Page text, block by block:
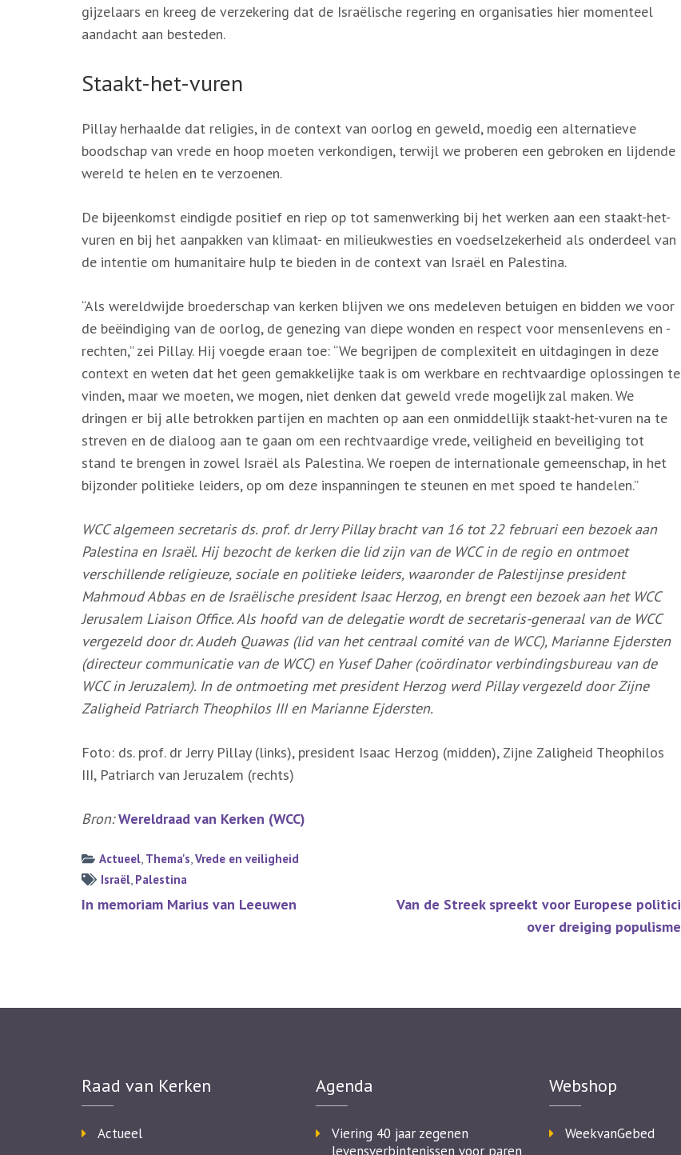
gijzelaars en kreeg de verzekering dat de Israëlische regering en organisaties hier momenteel
aandacht aan besteden.
Staakt-het-vuren
Pillay herhaalde dat religies, in de context van oorlog en geweld, moedig een alternatieve
boodschap van vrede en hoop moeten verkondigen, terwijl we proberen een gebroken en lijdende
wereld te helen en te verzoenen.
De bijeenkomst eindigde positief en riep op tot samenwerking bij het werken aan een staakt-het-
vuren en bij het aanpakken van klimaat- en milieukwesties en voedselzekerheid als onderdeel van
de intentie om humanitaire hulp te bieden in de context van Israël en Palestina.
“Als wereldwijde broederschap van kerken blijven we ons medeleven betuigen en bidden we voor
de beëindiging van de oorlog, de genezing van diepe wonden en respect voor mensenlevens en -
rechten,” zei Pillay. Hij voegde eraan toe: “We begrijpen de complexiteit en uitdagingen in deze
context en weten dat het geen gemakkelijke taak is om werkbare en rechtvaardige oplossingen te
vinden, maar we moeten, we mogen, niet denken dat geweld vrede mogelijk zal maken. We
dringen er bij alle betrokken partijen en machten op aan een onmiddellijk staakt-het-vuren na te
streven en de dialoog aan te gaan om een rechtvaardige vrede, veiligheid en beveiliging tot
stand te brengen in zowel Israël als Palestina. We roepen de internationale gemeenschap, in het
bijzonder politieke leiders, op om deze inspanningen te steunen en met spoed te handelen.”
WCC algemeen secretaris ds. prof. dr Jerry Pillay bracht van 16 tot 22 februari een bezoek aan
Palestina en Israël. Hij bezocht de kerken die lid zijn van de WCC in de regio en ontmoet
verschillende religieuze, sociale en politieke leiders, waaronder de Palestijnse president
Mahmoud Abbas en de Israëlische president Isaac Herzog, en brengt een bezoek aan het WCC
Jerusalem Liaison Office. Als hoofd van de delegatie wordt de secretaris-generaal van de WCC
vergezeld door dr. Audeh Quawas (lid van het centraal comité van de WCC), Marianne Ejdersten
(directeur communicatie van de WCC) en Yusef Daher (coördinator verbindingsbureau van de
WCC in Jeruzalem). In de ontmoeting met president Herzog werd Pillay vergezeld door Zijne
Zaligheid Patriarch Theophilos III en Marianne Ejdersten.
Foto: ds. prof. dr Jerry Pillay (links), president Isaac Herzog (midden), Zijne Zaligheid Theophilos
III, Patriarch van Jeruzalem (rechts)
Bron: Wereldraad van Kerken (WCC)
Actueel, Thema's,Vrede en veiligheid
Israël, Palestina
Bericht
In memoriam Marius van Leeuwen
Van de Streek spreekt voor Europese politici
over dreiging populisme
Raad van Kerken
Actueel
Agenda
Viering 40 jaar zegenen
levensverbintenissen voor paren
Webshop
WeekvanGebed